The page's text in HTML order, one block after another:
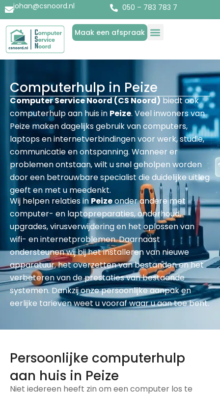
johan@csnoord.nl 050 – 783 783 7
Maak een afspraak
Computerhulp in Peize
Computer Service Noord (CS Noord) biedt ook
computerhulp aan huis in Peize. Veel inwoners van
Peize maken dagelijks gebruik van computers,
laptops en internetverbindingen voor werk, studie,
communicatie en ontspanning. Wanneer er
problemen ontstaan, wilt u snel geholpen worden
door een betrouwbare specialist die duidelijke uitleg
geeft en met u meedenkt.
Wij helpen relaties in Peizeonder andere met
computer- en laptopreparaties, onderhoud,
upgrades, virusverwijdering en het oplossen van
wifi- en internetproblemen. Daarnaast
ondersteunen wij bij het installeren van nieuwe
apparatuur, het overzetten van bestanden en het
verbeteren van de prestaties van bestaande
systemen. Dankzij onze persoonlijke aanpak en
eerlijke tarieven weet u vooraf waar u aan toe bent.
Persoonlijke computerhulp
aan huis in Peize
Niet iedereen heeft zin om een computer los te